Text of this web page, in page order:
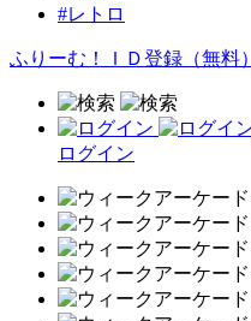
#レトロ
ふりーむ！ＩＤ登録（無料）
ログイン